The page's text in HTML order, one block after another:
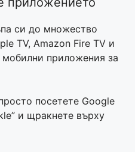
си до множество
TV, Amazon Fire TV и
приложения за
посетете Google
и щракнете върху